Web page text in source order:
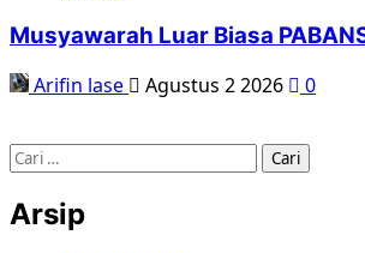
Musyawarah Luar Biasa
Arifin lase Agustus 2 2026 0
Arsip